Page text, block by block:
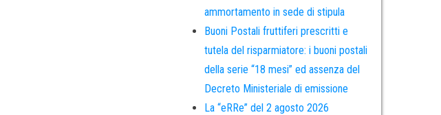
ammortamento in sede di stipula
Buoni Postali fruttiferi prescritti e
tutela del risparmiatore: i buoni postali
della serie “18 mesi” ed assenza del
Decreto Ministeriale di emissione
La “eRRe” del 2 agosto 2026